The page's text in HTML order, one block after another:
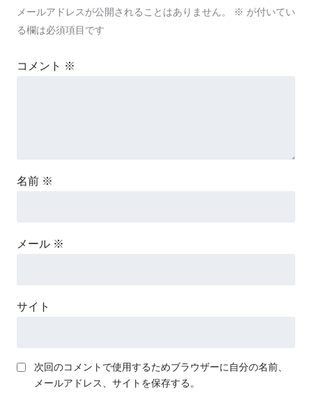
メールアドレスが公開されることはありません。 ※ が付いてい
る欄は必須項目です
コメント ※
名前 ※
メール ※
サイト
次回のコメントで使用するためブラウザーに自分の名前、
メールアドレス、サイトを保存する。